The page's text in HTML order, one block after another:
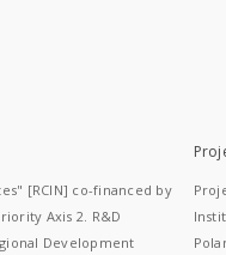
[RCIN] co-financed by
Axis 2. R&D
Development